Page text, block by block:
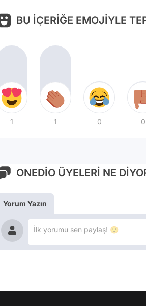
BU İÇERİĞE EMOJİYLE
1 1 0 0
ONEDİO ÜYELERİ NE
Yorum Yazın